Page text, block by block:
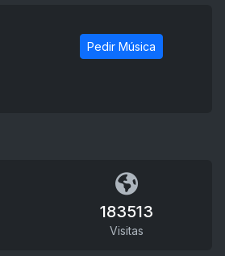
Pedir Música
183513
Visitas